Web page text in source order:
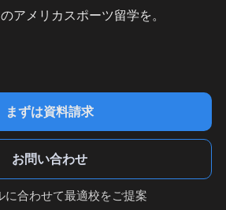
アメリカスポーツ留学を。
まずは資料請求
お問い合わせ
に合わせて最適校をご提案